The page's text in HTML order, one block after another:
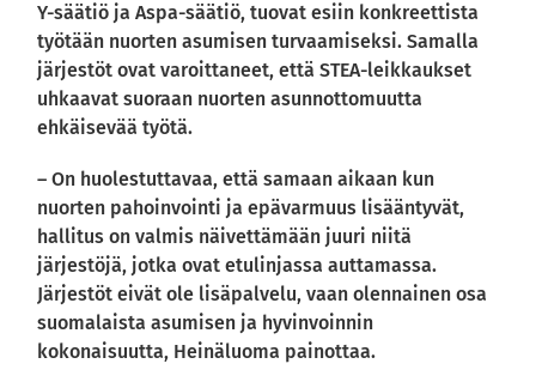
Y-säätiö ja Aspa-säätiö, tuovat esiin konkreettista
työtään nuorten asumisen turvaamiseksi. Samalla
järjestöt ovat varoittaneet, että STEA-leikkaukset
uhkaavat suoraan nuorten asunnottomuutta
ehkäisevää työtä.
– On huolestuttavaa, että samaan aikaan kun
nuorten pahoinvointi ja epävarmuus lisääntyvät,
hallitus on valmis näivettämään juuri niitä
järjestöjä, jotka ovat etulinjassa auttamassa.
Järjestöt eivät ole lisäpalvelu, vaan olennainen osa
suomalaista asumisen ja hyvinvoinnin
kokonaisuutta, Heinäluoma painottaa.